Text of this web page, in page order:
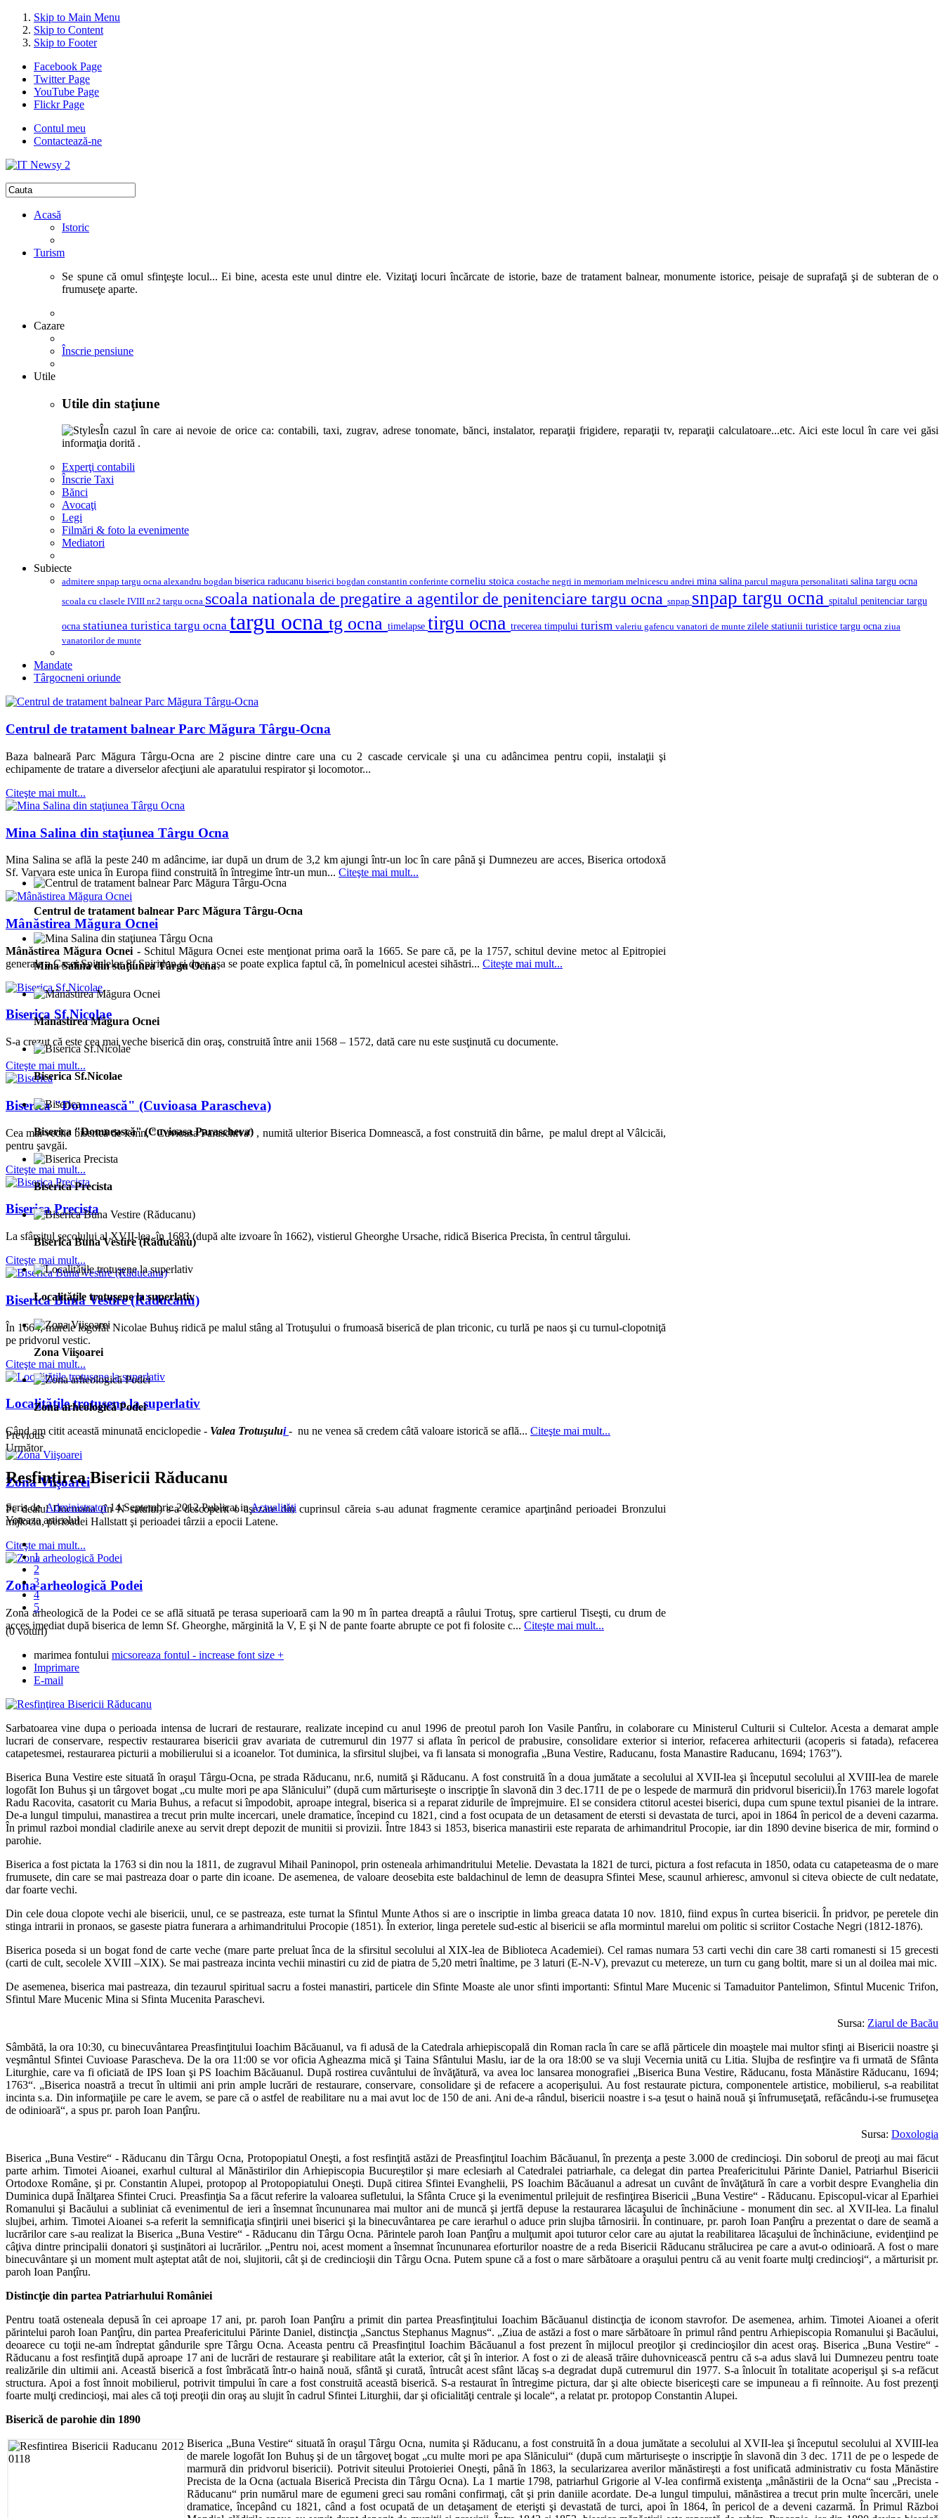
Skip to Main Menu
Skip to Content
Skip to Footer
Facebook Page
Twitter Page
YouTube Page
Flickr Page
Contul meu
Contactează-ne
Acasă
Istoric
Turism
Se spune că omul sfinţeşte locul... Ei bine, acesta este unul dintre ele. Vizitaţi locuri încărcate de istorie, baze de tratament balnear, monumente istorice, peisaje de suprafaţă şi de subteran de o
frumuseţe aparte.
Cazare
Înscrie pensiune
Utile
Utile din staţiune
În cazul în care ai nevoie de orice ca: contabili, taxi, zugrav, adrese tonomate, bănci, instalator, reparaţii frigidere, reparaţii tv, reparaţii calculatoare...etc. Aici este locul în care vei găsi
informaţia dorită .
Experţi contabili
Înscrie Taxi
Bănci
Avocaţi
Legi
Filmări & foto la evenimente
Mediatori
Subiecte
admitere snpap targu ocna alexandru bogdan biserica raducanu biserici bogdan constantin conferinte corneliu stoica costache negri in memoriam melnicescu andrei mina salina parcul magura personalitati salina targu ocna
scoala cu clasele IVIII nr.2 targu ocna scoala nationala de pregatire a agentilor de penitenciare targu ocna snpap snpap targu ocna spitalul penitenciar targu
ocna statiunea turistica targu ocna targu ocna tg ocna timelapse tirgu ocna trecerea timpului turism valeriu gafencu vanatori de munte zilele statiunii turistice targu ocna ziua
vanatorilor de munte
Mandate
Târgocneni oriunde
Centrul de tratament balnear Parc Măgura Târgu-Ocna
Baza balneară Parc Măgura Târgu-Ocna are 2 piscine dintre care una cu 2 cascade cervicale şi una cu adâncimea pentru copii, instalaţii şi
echipamente de tratare a diverselor afecţiuni ale aparatului respirator şi locomotor...
Citeşte mai mult...
Mina Salina din staţiunea Târgu Ocna
Mina Salina se află la peste 240 m adâncime, iar după un drum de 3,2 km ajungi într-un loc în care până şi Dumnezeu are acces, Biserica ortodoxă
Sf. Varvara este unica în Europa fiind construită în întregime într-un mun... Citeşte mai mult...
Mânăstirea Măgura Ocnei
Mânăstirea Măgura Ocnei - Schitul Măgura Ocnei este menţionat prima oară la 1665. Se pare că, pe la 1757, schitul devine metoc al Epitropiei
generale a Casei Spitalelor Sf.Spiridon şi doar aşa se poate explica faptul că, în pomelnicul acestei sihăstri... Citeşte mai mult...
Biserica Sf.Nicolae
S-a crezut că este cea mai veche biserică din oraş, construită între anii 1568 – 1572, dată care nu este susţinută cu documente.
Citeşte mai mult...
Biserica "Domnească" (Cuvioasa Parascheva)
Cea mai veche biserică de lemn, "Cuvioasa Paraschiva" , numită ulterior Biserica Domnească, a fost construită din bârne, pe malul drept al Vâlcicăi,
pentru şavgăi.
Citeşte mai mult...
Biserica Precista
La sfârşitul secolului al XVII-lea, în 1683 (după alte izvoare în 1662), vistierul Gheorghe Ursache, ridică Biserica Precista, în centrul târgului.
Citeşte mai mult...
Biserica Buna Vestire (Răducanu)
În 1664, marele logofăt Nicolae Buhuş ridică pe malul stâng al Trotuşului o frumoasă biserică de plan triconic, cu turlă pe naos şi cu turnul-clopotniţă
pe pridvorul vestic.
Citeşte mai mult...
Localităţile trotuşene la superlativ
Când am citit această minunată enciclopedie - Valea Trotuşului - nu ne venea să credem câtă valoare istorică se află... Citeşte mai mult...
Zona Viişoarei
Pe dealul Docmana (în N satului) s-a descoperit o aşezare din cuprinsul căreia s-au adunat fragmente ceramice aparţinând perioadei Bronzului
mijlociu, perioadei Hallstatt şi perioadei târzii a epocii Latene.
Citeşte mai mult...
Zona arheologică Podei
Zona arheologică de la Podei ce se află situată pe terasa superioară cam la 90 m în partea dreaptă a râului Trotuş, spre cartierul Tiseşti, cu drum de
acces imediat după biserica de lemn Sf. Gheorghe, mărginită la V, E şi N de pante foarte abrupte ce pot fi folosite c... Citeşte mai mult...
Centrul de tratament balnear Parc Măgura Târgu-Ocna
Mina Salina din staţiunea Târgu Ocna
Mânăstirea Măgura Ocnei
Biserica Sf.Nicolae
Biserica "Domnească" (Cuvioasa Parascheva)
Biserica Precista
Biserica Buna Vestire (Răducanu)
Localităţile trotuşene la superlativ
Zona Viişoarei
Zona arheologică Podei
Previous
Următor
Resfinţirea Bisericii Răducanu
Scris deAdministrator 14 Septembrie 2012Publicat in Actualităţi
Voteaza articolul
1
2
3
4
5
(0 voturi)
marimea fontului micsoreaza fontul - increase font size +
Imprimare
E-mail
Sarbatoarea vine dupa o perioada intensa de lucrari de restaurare, realizate incepind cu anul 1996 de preotul paroh Ion Vasile Pantîru, in colaborare cu Ministerul Culturii si Cultelor. Acesta a demarat ample
lucrari de conservare, respectiv restaurarea bisericii grav avariata de cutremurul din 1977 si aflata în pericol de prabusire, consolidare exterior si interior, refacerea arhitecturii (acoperis si fatada), refacerea
catapetesmei, restaurarea picturii a mobilierului si a icoanelor. Tot duminica, la sfirsitul slujbei, va fi lansata si monografia „Buna Vestire, Raducanu, fosta Manastire Raducanu, 1694; 1763”).
Biserica Buna Vestire este situată în oraşul Târgu-Ocna, pe strada Răducanu, nr.6, numită şi Răducanu. A fost construită în a doua jumătate a secolului al XVII-lea şi începutul secolului al XVIII-lea de marele
logofăt Ion Buhus şi un târgovet bogat „cu multe mori pe apa Slănicului” (după cum mărturiseşte o inscripţie în slavonă din 3 dec.1711 de pe o lespede de marmură din pridvorul bisericii).În 1763 marele logofat
Radu Racovita, casatorit cu Maria Buhus, a refacut si împodobit, aproape integral, biserica si a reparat zidurile de împrejmuire. El se considera ctitorul acestei biserici, dupa cum spune textul pisaniei de la intrare.
De-a lungul timpului, manastirea a trecut prin multe incercari, unele dramatice, începind cu 1821, cind a fost ocupata de un detasament de etersti si devastata de turci, apoi in 1864 în pericol de a deveni cazarma.
În primul razboi mondial cladirile anexe au servit drept depozit de munitii si provizii. Între 1843 si 1853, biserica manastirii este reparata de arhimandritul Procopie, iar din 1890 devine biserica de mir, formind o
parohie.
Biserica a fost pictata la 1763 si din nou la 1811, de zugravul Mihail Paninopol, prin osteneala arhimandritului Metelie. Devastata la 1821 de turci, pictura a fost refacuta in 1850, odata cu catapeteasma de o mare
frumusete, din care se mai pastreaza doar o parte din icoane. De asemenea, de valoare deosebita este baldachinul de lemn de deasupra Sfintei Mese, scaunul arhieresc, amvonul si citeva obiecte de cult nedatate,
dar foarte vechi.
Din cele doua clopote vechi ale bisericii, unul, ce se pastreaza, este turnat la Sfintul Munte Athos si are o inscriptie in limba greaca datata 10 nov. 1810, fiind expus în curtea bisericii. În pridvor, pe peretele din
stinga intrarii in pronaos, se gaseste piatra funerara a arhimandritului Procopie (1851). În exterior, linga peretele sud-estic al bisericii se afla mormintul marelui om politic si scriitor Costache Negri (1812-1876).
Biserica poseda si un bogat fond de carte veche (mare parte preluat înca de la sfirsitul secolului al XIX-lea de Biblioteca Academiei). Cel ramas numara 53 carti vechi din care 38 carti romanesti si 15 grecesti
(carti de cult, secolele XVIII –XIX). Se mai pastreaza incinta vechii minastiri cu zid de piatra de 5,20 metri înaltime, pe 3 laturi (E-N-V), prevazut cu metereze, un turn cu gang boltit, mare si un al doilea mai mic.
De asemenea, biserica mai pastreaza, din tezaurul spiritual sacru a fostei manastiri, particele din Sfinte Moaste ale unor sfinti importanti: Sfintul Mare Mucenic si Tamaduitor Pantelimon, Sfintul Mucenic Trifon,
Sfintul Mare Mucenic Mina si Sfinta Mucenita Paraschevi.
Sursa: Ziarul de Bacău
Sâmbătă, la ora 10:30, cu binecuvântarea Preasfinţitului Ioachim Băcăuanul, va fi adusă de la Catedrala arhiepiscopală din Roman racla în care se află părticele din moaştele mai multor sfinţi ai Bisericii noastre şi
veşmântul Sfintei Cuvioase Parascheva. De la ora 11:00 se vor oficia Agheazma mică şi Taina Sfântului Maslu, iar de la ora 18:00 se va sluji Vecernia unită cu Litia. Slujba de resfinţire va fi urmată de Sfânta
Liturghie, care va fi oficiată de IPS Ioan şi PS Ioachim Băcăuanul. După rostirea cuvântului de învăţătură, va avea loc lansarea monografiei „Biserica Buna Vestire, Răducanu, fosta Mănăstire Răducanu, 1694;
1763“. „Biserica noastră a trecut în ultimii ani prin ample lucrări de restaurare, conservare, consolidare şi de refacere a acoperişului. Au fost restaurate pictura, componentele artistice, mobilierul, s-a reabilitat
incinta s.a. Din informaţiile pe care le avem, se pare că o astfel de reabilitare nu a mai avut loc de 150 de ani. Ani de-a rândul, bisericii noastre i s-a ţesut o haină nouă şi înfrumuseţată, refăcându-i-se frumuseţea
de odinioară“, a spus pr. paroh Ioan Panţîru.
Sursa: Doxologia
Biserica „Buna Vestire“ - Răducanu din Târgu Ocna, Protopopiatul Oneşti, a fost resfinţită astăzi de Preasfinţitul Ioachim Băcăuanul, în prezenţa a peste 3.000 de credincioşi. Din soborul de preoţi au mai făcut
parte arhim. Timotei Aioanei, exarhul cultural al Mănăstirilor din Arhiepiscopia Bucureştilor şi mare eclesiarh al Catedralei patriarhale, ca delegat din partea Preafericitului Părinte Daniel, Patriarhul Bisericii
Ortodoxe Române, şi pr. Constantin Alupei, protopop al Protopopiatului Oneşti. După citirea Sfintei Evanghelii, PS Ioachim Băcăuanul a adresat un cuvânt de învăţătură în care a vorbit despre Evanghelia din
Duminica după Înălţarea Sfintei Cruci. Preasfinţia Sa a făcut referire la valoarea sufletului, la Sfânta Cruce şi la evenimentul prilejuit de resfinţirea Bisericii „Buna Vestire“ - Răducanu. Episcopul-vicar al Eparhiei
Romanului şi Bacăului a subliniat că evenimentul de ieri a însemnat încununarea mai multor ani de muncă şi jertfă depuse la restaurarea lăcaşului de închinăciune - monument din sec. al XVII-lea. La finalul
slujbei, arhim. Timotei Aioanei s-a referit la semnificaţia sfinţirii unei biserici şi la binecuvântarea pe care ierarhul o aduce prin slujba târnosirii. În continuare, pr. paroh Ioan Panţîru a prezentat o dare de seamă a
lucrărilor care s-au realizat la Biserica „Buna Vestire“ - Răducanu din Târgu Ocna. Părintele paroh Ioan Panţîru a mulţumit apoi tuturor celor care au ajutat la reabilitarea lăcaşului de închinăciune, evidenţiind pe
câţiva dintre principalii donatori şi susţinători ai lucrărilor. „Pentru noi, acest moment a însemnat încununarea eforturilor noastre de a reda Bisericii Răducanu strălucirea pe care a avut-o odinioară. A fost o mare
binecuvântare şi un moment mult aşteptat atât de noi, slujitorii, cât şi de credincioşii din Târgu Ocna. Putem spune că a fost o mare sărbătoare a oraşului pentru că au venit foarte mulţi credincioşi“, a mărturisit pr.
paroh Ioan Panţîru.
Distincţie din partea Patriarhului României
Pentru toată osteneala depusă în cei aproape 17 ani, pr. paroh Ioan Panţîru a primit din partea Preasfinţitului Ioachim Băcăuanul distincţia de iconom stavrofor. De asemenea, arhim. Timotei Aioanei a oferit
părintelui paroh Ioan Panţîru, din partea Preafericitului Părinte Daniel, distincţia „Sanctus Stephanus Magnus“. „Ziua de astăzi a fost o mare sărbătoare în primul rând pentru Arhiepiscopia Romanului şi Bacăului,
deoarece cu toţii ne-am îndreptat gândurile spre Târgu Ocna. Aceasta pentru că Preasfinţitul Ioachim Băcăuanul a fost prezent în mijlocul preoţilor şi credincioşilor din acest oraş. Biserica „Buna Vestire“ -
Răducanu a fost resfinţită după aproape 17 ani de lucrări de restaurare şi reabilitare atât la exterior, cât şi în interior. A fost o zi de aleasă trăire duhovnicească pentru că s-a adus slavă lui Dumnezeu pentru toate
realizările din ultimii ani. Această biserică a fost îmbrăcată într-o haină nouă, sfântă şi curată, întrucât acest sfânt lăcaş s-a degradat după cutremurul din 1977. S-a înlocuit în totalitate acoperişul şi s-a refăcut
structura. Apoi a fost înnoit mobilierul, potrivit timpului în care a fost construită această biserică. S-a restaurat în întregime pictura, dar şi alte obiecte bisericeşti care se impuneau a fi reînnoite. Au fost prezenţi
foarte mulţi credincioşi, mai ales că toţi preoţii din oraş au slujit în cadrul Sfintei Liturghii, dar şi oficialităţi centrale şi locale“, a relatat pr. protopop Constantin Alupei.
Biserică de parohie din 1890
Biserica „Buna Vestire“ situată în oraşul Târgu Ocna, numita şi Răducanu, a fost construită în a doua jumătate a secolului al XVII-lea şi începutul secolului al XVIII-lea
de marele logofăt Ion Buhuş şi de un târgoveţ bogat „cu multe mori pe apa Slănicului“ (după cum mărturiseşte o inscripţie în slavonă din 3 dec. 1711 de pe o lespede de
marmură din pridvorul bisericii). Potrivit siteului Protoieriei Oneşti, până în 1863, la secularizarea averilor mănăstireşti a fost unificată administrativ cu fosta Mănăstire
Precista de la Ocna (actuala Biserică Precista din Târgu Ocna). La 1 martie 1798, patriarhul Grigorie al V-lea confirmă existenţa „mânăstirii de la Ocna“ sau „Precista -
Răducanu“ prin numărul mare de egumeni greci sau români confirmaţi, cât şi prin daniile acordate. De-a lungul timpului, mănăstirea a trecut prin multe încercări, unele
dramatice, începând cu 1821, când a fost ocupată de un detaşament de eterişti şi devastată de turci, apoi în 1864, în pericol de a deveni cazarmă. În Primul Război